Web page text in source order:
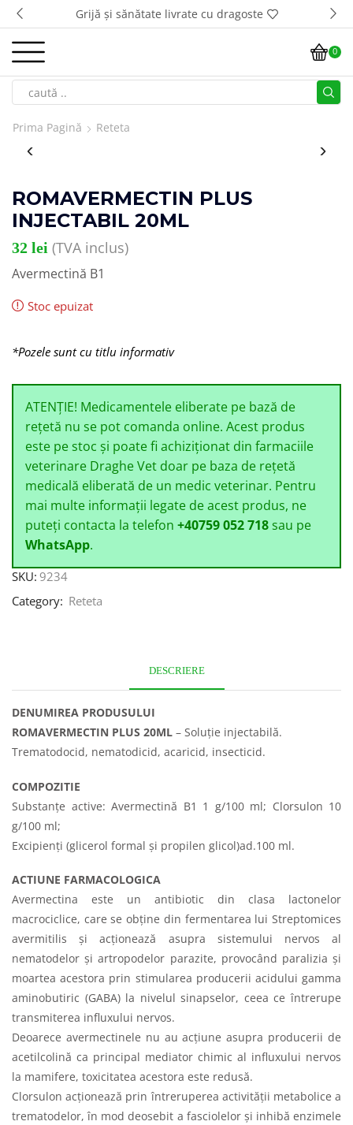
Transport GRATUIT la comenzi de peste 500 lei*
0
Prima Pagină Reteta
ROMAVERMECTIN PLUS
INJECTABIL 20ML
32 lei (TVA inclus)
Avermectină B1
Stoc epuizat
*Pozele sunt cu titlu informativ
ATENȚIE! Medicamentele eliberate pe bază de
rețetă nu se pot comanda online. Acest produs
este pe stoc și poate fi achiziționat din farmaciile
veterinare Draghe Vet doar pe baza de rețetă
medicală eliberată de un medic veterinar. Pentru
mai multe informații legate de acest produs, ne
puteți contacta la telefon +40759 052 718sau pe
WhatsApp.
SKU: 9234
Category: Reteta
DESCRIERE
DENUMIREA PRODUSULUI
ROMAVERMECTIN PLUS 20ML – Soluţie injectabilă.
Trematodocid, nematodicid, acaricid, insecticid.
COMPOZITIE
Substanţe active: Avermectină B1 1 g/100 ml; Clorsulon 10
g/100 ml;
Excipienţi (glicerol formal şi propilen glicol)ad.100 ml.
ACTIUNE FARMACOLOGICA
Avermectina este un antibiotic din clasa lactonelor
macrociclice, care se obţine din fermentarea lui Streptomices
avermitilis şi acţionează asupra sistemului nervos al
nematodelor şi artropodelor parazite, provocând paralizia şi
moartea acestora prin stimularea producerii acidului gamma
aminobutiric (GABA) la nivelul sinapselor, ceea ce întrerupe
transmiterea influxului nervos.
Deoarece avermectinele nu au acţiune asupra producerii de
acetilcolină ca principal mediator chimic al influxului nervos
la mamifere, toxicitatea acestora este redusă.
Clorsulon acţionează prin întreruperea activităţii metabolice a
trematodelor, în mod deosebit a fasciolelor şi inhibă enzimele